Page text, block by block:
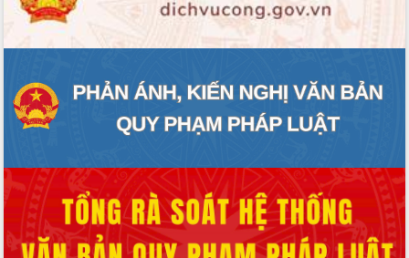
năm 2026
Hội thảo khoa học “Giải pháp thúc đẩy
phát triển nền kinh tế xanh tại tỉnh
Tăng cường giám sát, đôn đốc thực
hiện nhiệm vụ quản lý tài sản công
hàng tuần
công tác cải cách thủ tục hành chính
tại Trung tâm Phục vụ hành chính
công tỉnh
Đắk Lắk: Tôn vinh 46 giải pháp tại Hội
thi Sáng tạo Kỹ thuật 2024 - 2025